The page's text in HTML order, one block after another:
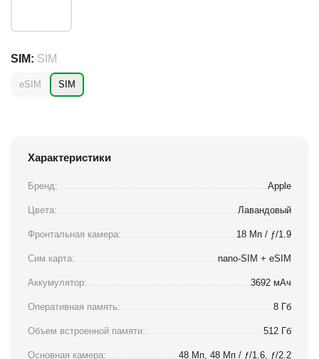
SIM: SIM
eSIM SIM
Характеристики
Бренд: Apple
Цвета: Лавандовый
Фронтальная камера: 18 Мп / ƒ/1.9
Сим карта: nano-SIM + eSIM
Аккумулятор: 3692 мАч
Оперативная память: 8 Гб
Объем встроенной памяти: 512 Гб
Основная камера: 48 Мп, 48 Мп / ƒ/1.6, ƒ/2.2